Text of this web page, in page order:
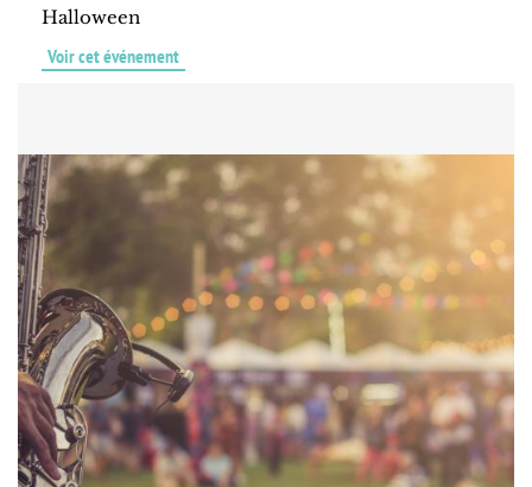
Halloween
Voir cet événement